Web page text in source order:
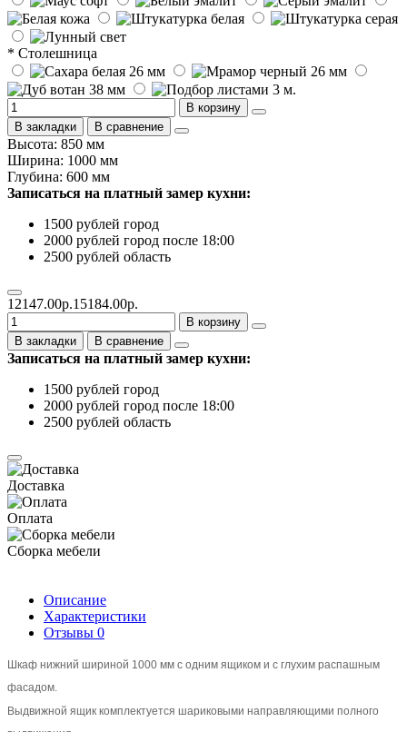
* Столешница
В корзину
В закладки
В сравнение
Высота: 850 мм
Ширина: 1000 мм
Глубина: 600 мм
Записаться на платный замер кухни:
1500 рублей город
2000 рублей город после 18:00
2500 рублей область
12147.00р.15184.00р.
В корзину
В закладки
В сравнение
Записаться на платный замер кухни:
1500 рублей город
2000 рублей город после 18:00
2500 рублей область
Доставка
Оплата
Сборка мебели
Описание
Характеристики
Отзывы 0
Шкаф нижний шириной 1000 мм с одним ящиком и с глухим распашным
фасадом.
Выдвижной ящик комплектуется шариковыми направляющими полного